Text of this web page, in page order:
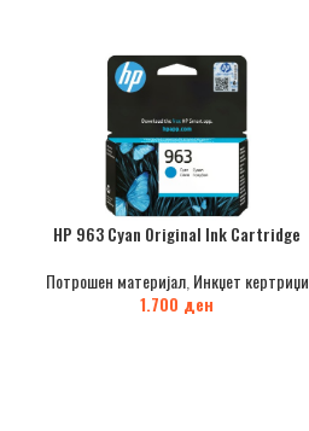
HP 963 Cyan Original Ink Cartridge
Потрошен материјал, Инкџет кертриџи
1.700 ден